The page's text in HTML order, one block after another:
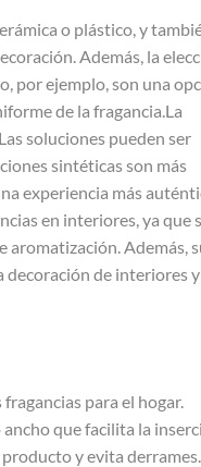
o plástico, y
Además, la
por ejemplo, son una
de la fragancia.La
soluciones pueden ser
sintéticas son más
experiencia más
en interiores, ya que
aromatización. Además,
decoración de interiores y
para el hogar.
que facilita la
y evita derrames.